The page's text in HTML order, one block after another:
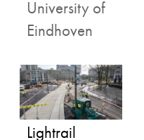
University of
Eindhoven
Lightrail